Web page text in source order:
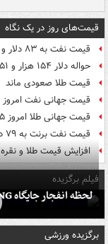
قیمت‌های روز در یک نگاه
قیمت نفت به ۸۳ دلار و ۵۵ سنت در هر بشکه رسید
حواله دلار ۱۵۴ هزار و ۴۵۱ تومان شد
قیمت طلا صعودی ماند
قیمت جهانی نفت امروز ۱۶ مرداد
قیمت جهانی طلا امروز ۱۵ مرداد
قیمت نفت برنت به ۷۹ دلار رسید
افزایش قیمت طلا و
فیلم برگزیده
لحظه انفجار جایگاه CNG "صحنه" در دوربین مداربسته
برگزیده ورزشی